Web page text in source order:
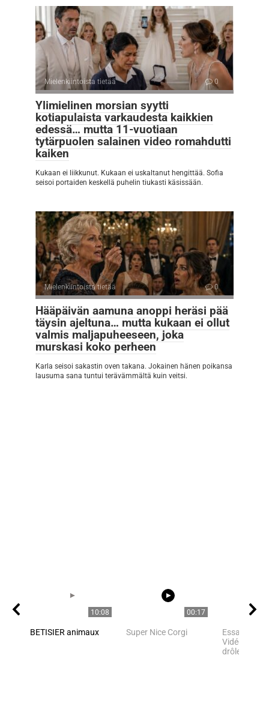
Mielenkiintoista tietää 0
Ylimielinen morsian syytti
kotiapulaista varkaudesta kaikkien
edessä… mutta 11-vuotiaan
tytärpuolen salainen video romahdutti
kaiken
Kukaan ei liikkunut. Kukaan ei uskaltanut hengittää. Sofia
seisoi portaiden keskellä puhelin tiukasti käsissään.
Mielenkiintoista tietää 0
Hääpäivän aamuna anoppi heräsi pää
täysin ajeltuna… mutta kukaan ei ollut
valmis maljapuheeseen, joka
murskasi koko perheen
Karla seisoi sakastin oven takana. Jokainen hänen poikansa
lausuma sana tuntui terävämmältä kuin veitsi.
10:08
BETISIER animaux
00:17
Super Nice Corgi
Essayez de
Vidéo de
drôle